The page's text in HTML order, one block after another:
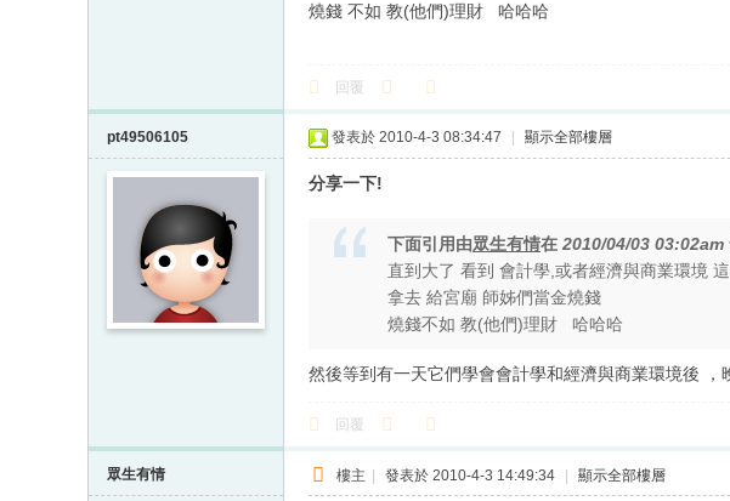
燒錢 不如 教(他們)理財 哈哈哈
回覆
pt49506105 發表於 2010-4-3 08:34:47 顯示全部樓層
分享一下!
下面引用由眾生有情在 2010/04/03 03:02am
直到大了 看到 會計學,或者經濟與商業環境
拿去 給宮廟 師姊們當金燒錢
燒錢不如 教(他們)理財 哈哈哈
然後等到有一天它們學會會計學和經濟與商業環境後 ，
回覆
眾生有情 樓主 | 發表於 2010-4-3 14:49:34 | 顯示全部樓層